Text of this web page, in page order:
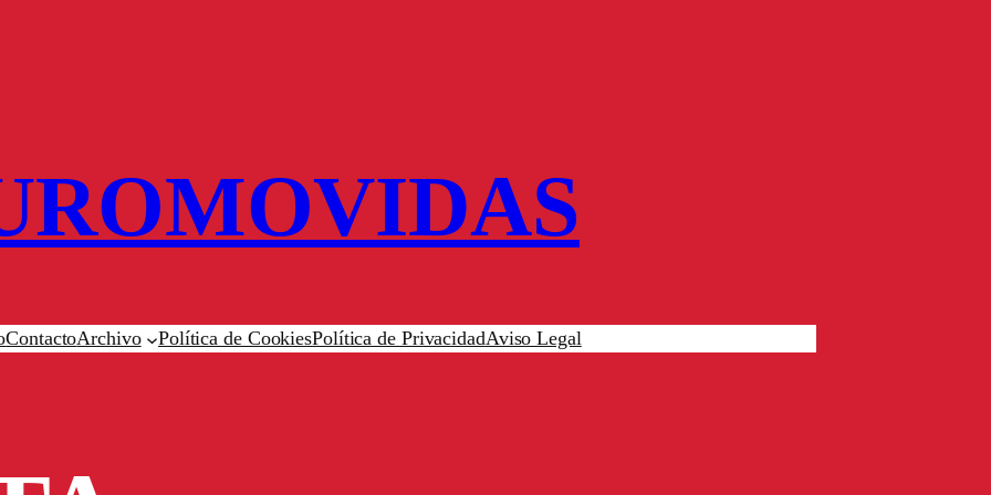
ContactoArchivo Política de CookiesPolítica de PrivacidadAviso Legal